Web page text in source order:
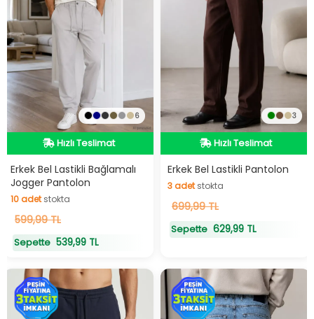
6
Hızlı Teslimat
Hızlı Teslimat
Erkek Bel Lastikli Bağlamalı
Jogger Pantolon
10adetstokta
10adetstokta
599,99 TL
Sepette 539,99 TL
3
Hızlı Teslimat
Hızlı Teslimat
Erkek Bel Lastikli Pantolon
3adetstokta
3adetstokta
699,99 TL
Sepette 629,99 TL